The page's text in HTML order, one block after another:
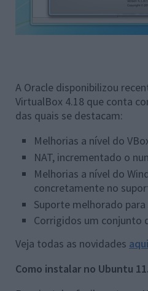
A Oracle disponibilizou
VirtualBox 4.18 que conta
das quais se destacam:
Melhorias a nível do
NAT, incrementado o
Melhorias a nível do
concretamente no
Suporte melhorado para
Corrigidos um conjunto
Veja todas as novidades aqui
Como instalar no Ubuntu